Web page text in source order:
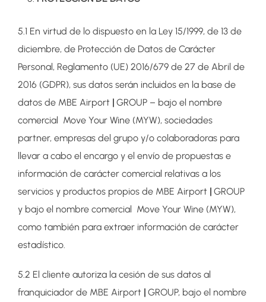
5.1 En virtud de lo dispuesto en la Ley 15/1999, de 13 de
diciembre, de Protección de Datos de Carácter
Personal, Reglamento (UE) 2016/679 de 27 de Abril de
2016 (GDPR), sus datos serán incluidos en la base de
datos de MBE Airport | GROUP – bajo el nombre
comercial Move Your Wine (MYW), sociedades
partner, empresas del grupo y/o colaboradoras para
llevar a cabo el encargo y el envío de propuestas e
información de carácter comercial relativas a los
servicios y productos propios de MBE Airport | GROUP
y bajo el nombre comercial Move Your Wine (MYW),
como también para extraer información de carácter
estadístico.
5.2 El cliente autoriza la cesión de sus datos al
franquiciador de MBE Airport | GROUP, bajo el nombre